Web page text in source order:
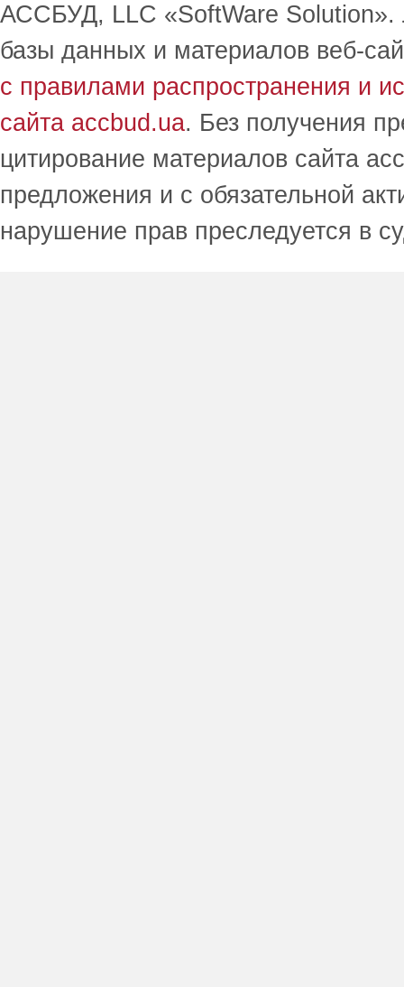
АССБУД, LLC «SoftWare Solution».
базы данных и материалов веб-
с правилами распространения и
сайта accbud.ua. Без получения
цитирование материалов сайта
предложения и с обязательной
нарушение прав преследуется в